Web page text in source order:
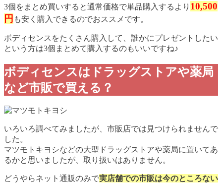
3個をまとめ買いすると通常価格で単品購入するより 10,500
円 も安く購入できるのでおススメです。
ボディセンスをたくさん購入して、誰かにプレゼントしたい
という方は3個まとめて購入するのもいいですね♪
ボディセンスはドラッグストアや薬局
など市販で買える？
いろいろ調べてみましたが、市販店では見つけられませんで
した。
マツモトキヨシなどの大型ドラッグストアや薬局に置いてあ
るかと思いましたが、取り扱いはありません。
どうやらネット通販のみで実店舗での市販は今のところない